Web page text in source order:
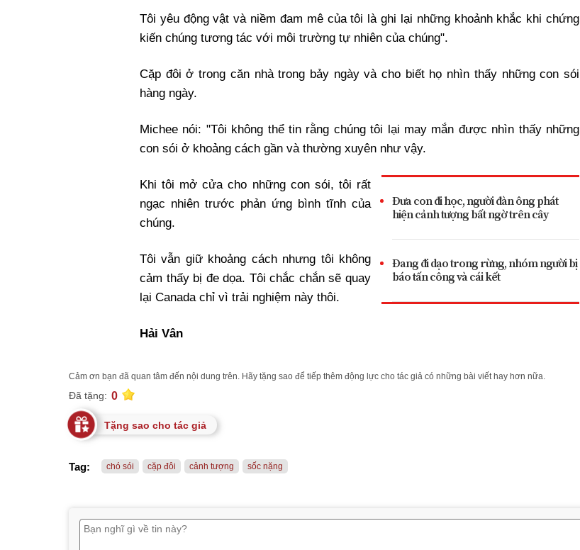
Tôi yêu động vật và niềm đam mê của tôi là ghi lại những khoảnh khắc khi chứng
kiến chúng tương tác với môi trường tự nhiên của chúng".
Cặp đôi ở trong căn nhà trong bảy ngày và cho biết họ nhìn thấy những con sói
hàng ngày.
Michee nói: "Tôi không thể tin rằng chúng tôi lại may mắn được nhìn thấy những
con sói ở khoảng cách gần và thường xuyên như vậy.
Đưa con đi học, người đàn ông phát
hiện cảnh tượng bất ngờ trên cây
Đang đi dạo trong rừng, nhóm người bị
báo tấn công và cái kết
Khi tôi mở cửa cho những con sói, tôi rất
ngạc nhiên trước phản ứng bình tĩnh của
chúng.
Tôi vẫn giữ khoảng cách nhưng tôi không
cảm thấy bị đe dọa. Tôi chắc chắn sẽ quay
lại Canada chỉ vì trải nghiệm này thôi.
Hải Vân
Cảm ơn bạn đã quan tâm đến nội dung trên. Hãy tặng sao để tiếp thêm động lực cho tác giả có những bài viết hay hơn nữa.
Đã tặng: 0
Tặng sao cho tác giả
Tag: chó sói cặp đôi cảnh tượng sốc nặng